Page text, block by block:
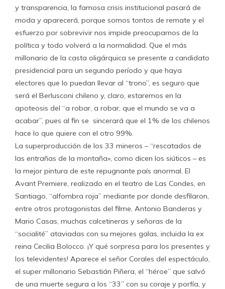
y transparencia, la famosa crisis institucional pasará de
moda y aparecerá, porque somos tontos de remate y el
esfuerzo por sobrevivir nos impide preocuparnos de la
política y todo volverá a la normalidad. Que el más
millonario de la casta oligárquica se presente a candidato
presidencial para un segundo período y que haya
electores que lo puedan llevar al “trono”, es seguro que
será el Berlusconi chileno y, claro, estaremos en la
apoteosis del “a robar, a robar, que el mundo se va a
acabar”, pues al fin se sincerará que el 1% de los chilenos
hace lo que quiere con el otro 99%.
La superproducción de los 33 mineros – “rescatados de
las entrañas de la montaña», como dicen los siúticos – es
la mejor pintura de este repugnante país anormal. El
Avant Premiere, realizado en el teatro de Las Condes, en
Santiago, “alfombra roja” mediante por donde desfilaron,
entre otros protagonistas del filme, Antonio Banderas y
Mario Casas, muchas calcetineras y señoras de la
“socialité” ataviadas con su mejores galas, incluida la ex
reina Cecilia Bolocco. ¡Y qué sorpresa para los presentes y
los televidentes! Aparece el señor Corales del espectáculo,
el super millonario Sebastián Piñera, el “héroe” que salvó
de una muerte segura a los “33” con su coraje y porfía, y